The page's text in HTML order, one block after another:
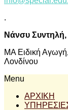
.
Νάνσυ
ΜΑ Ειδική
Λονδίνου
Menu
ΑΡΧΙΚΗ